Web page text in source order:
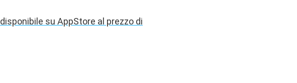
disponibile su AppStore al prezzo di